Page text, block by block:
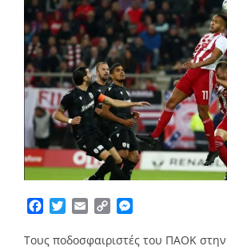
Facebook
TwitterEmailCopy
Τους ποδοσφαιριστές του ΠΑΟΚ